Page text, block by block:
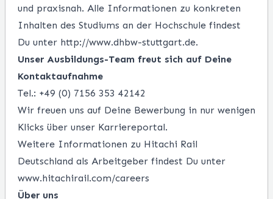
und praxisnah. Alle Informationen zu konkreten
Inhalten des Studiums an der Hochschule findest
Du unter http://www.dhbw-stuttgart.de.
Unser Ausbildungs-Team freut sich auf Deine
Kontaktaufnahme
Tel.: +49 (0) 7156 353 42142
Wir freuen uns auf Deine Bewerbung in nur wenigen
Klicks über unser Karriereportal.
Weitere Informationen zu Hitachi Rail
Deutschland als Arbeitgeber findest Du unter
www.hitachirail.com/careers
Über uns